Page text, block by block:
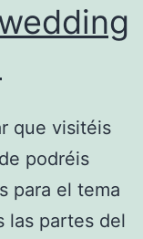
que visitéis
podréis
para el tema
las partes del